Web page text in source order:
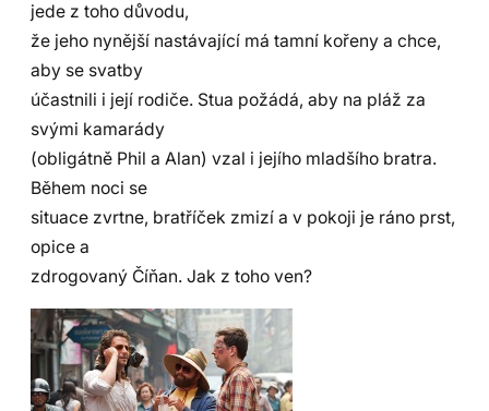
jede z toho důvodu,
že jeho nynější nastávající má tamní kořeny a chce,
aby se svatby
účastnili i její rodiče. Stua požádá, aby na pláž za
svými kamarády
(obligátně Phil a Alan) vzal i jejího mladšího bratra.
Během noci se
situace zvrtne, bratříček zmizí a v pokoji je ráno prst,
opice a
zdrogovaný Číňan. Jak z toho ven?